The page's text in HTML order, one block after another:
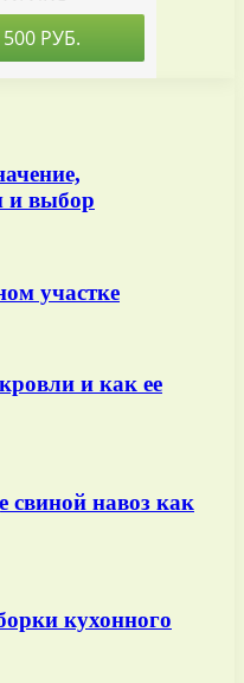
и выбор
участке
и как ее
свиной навоз как
кухонного